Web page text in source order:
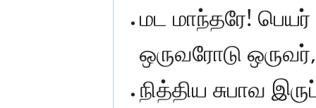
மட மாந்தரே! பெயர்
ஒருவரோடு
நித்திய சுபாவ